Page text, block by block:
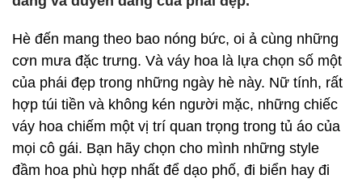
Hè đến mang theo bao nóng bức, oi ả cùng những
cơn mưa đặc trưng. Và váy hoa là lựa chọn số một
của phái đẹp trong những ngày hè này. Nữ tính, rất
hợp túi tiền và không kén người mặc, những chiếc
váy hoa chiếm một vị trí quan trọng trong tủ áo của
mọi cô gái. Bạn hãy chọn cho mình những style
đầm hoa phù hợp nhất để dạo phố, đi biển hay đi